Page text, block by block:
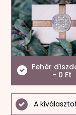
Fehér
- 0 Ft
A